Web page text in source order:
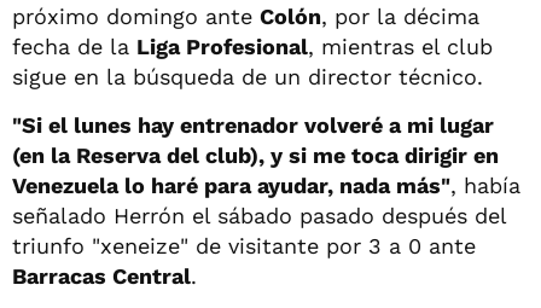
próximo domingo ante Colón, por la décima
fecha de la Liga Profesional, mientras el club
sigue en la búsqueda de un director técnico.
"Si el lunes hay entrenador volveré a mi lugar
(en la Reserva del club), y si me toca dirigir en
Venezuela lo haré para ayudar, nada más", había
señalado Herrón el sábado pasado después del
triunfo "xeneize" de visitante por 3 a 0 ante
Barracas Central.